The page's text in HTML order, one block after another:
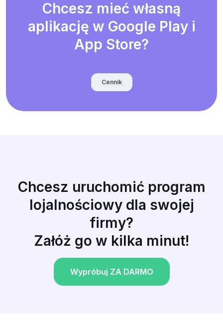
Chcesz mieć własną
aplikację w Google Play i
App Store?
Cennik
Chcesz uruchomić program
lojalnościowy dla swojej
firmy?
Załóż go w kilka minut!
Wypróbuj ZA DARMO